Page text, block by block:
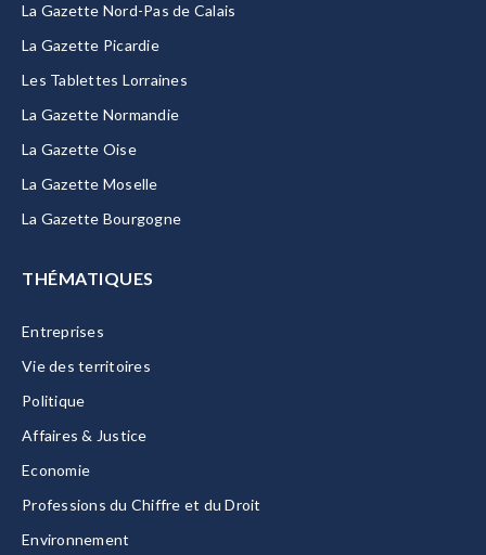
La Gazette Nord-Pas de Calais
La Gazette Picardie
Les Tablettes Lorraines
La Gazette Normandie
La Gazette Oise
La Gazette Moselle
La Gazette Bourgogne
THÉMATIQUES
Entreprises
Vie des territoires
Politique
Affaires & Justice
Economie
Professions du Chiffre et du Droit
Environnement